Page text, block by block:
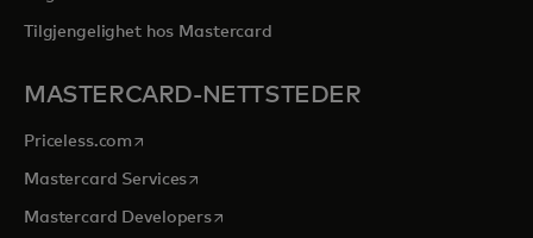
Tilgjengelighet hos Mastercard
MASTERCARD-NETTSTEDER
Priceless.com opens in a new tab
Mastercard Servicesopens in a new tab
Mastercard Developersopens in a new tab